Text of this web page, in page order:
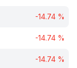
-14.74 %
-14.74 %
-14.74 %